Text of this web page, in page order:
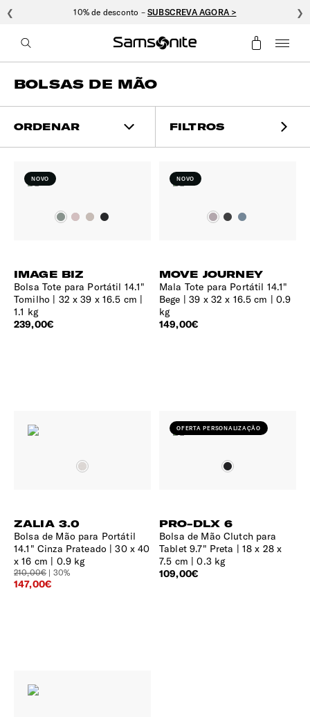
10% de desconto –SUBSCREVA AGORA >
❮ ❯
BOLSAS DE MÃO
ORDENAR FILTROS
NOVO
IMAGE BIZ
Bolsa Tote para Portátil 14.1"
Tomilho
32 x 39 x 16.5 cm |
1.1 kg
239,00€
NOVO
MOVE JOURNEY
Mala Tote para Portátil 14.1"
Bege
39 x 32 x 16.5 cm | 0.9
kg
149,00€
ZALIA 3.0
Bolsa de Mão para Portátil
14.1" Cinza Prateado
30 x 40
x 16 cm | 0.9 kg
210,00€ | 30%
147,00€
OFERTA PERSONALIZAÇÃO
PRO-DLX 6
Bolsa de Mão Clutch para
Tablet 9.7" Preta
18 x 28 x
7.5 cm | 0.3 kg
109,00€